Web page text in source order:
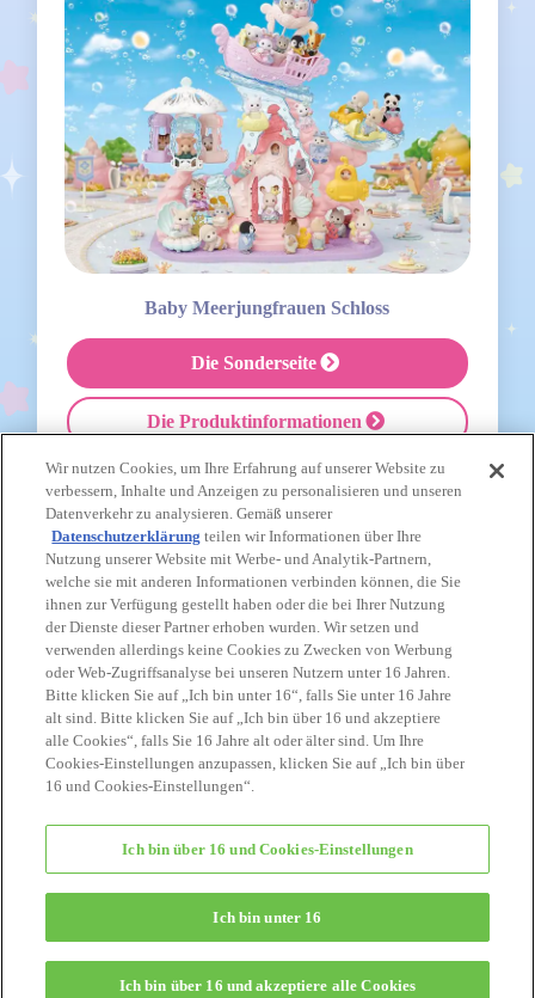
Baby Meerjungfrauen Schloss
Die Sonderseite
Die Produktinformationen
STARTSEITE
© EPOCH
Wir nutzen Cookies, um Ihre Erfahrung auf unserer Website zu
verbessern, Inhalte und Anzeigen zu personalisieren und unseren
Datenverkehr zu analysieren. Gemäß unserer
Datenschutzerklärung teilen wir Informationen über Ihre
Nutzung unserer Website mit Werbe- und Analytik-Partnern,
welche sie mit anderen Informationen verbinden können, die Sie
ihnen zur Verfügung gestellt haben oder die bei Ihrer Nutzung
der Dienste dieser Partner erhoben wurden. Wir setzen und
verwenden allerdings keine Cookies zu Zwecken von Werbung
oder Web-Zugriffsanalyse bei unseren Nutzern unter 16 Jahren.
Bitte klicken Sie auf „Ich bin unter 16“, falls Sie unter 16 Jahre
alt sind. Bitte klicken Sie auf „Ich bin über 16 und akzeptiere
alle Cookies“, falls Sie 16 Jahre alt oder älter sind. Um Ihre
Cookies-Einstellungen anzupassen, klicken Sie auf „Ich bin über
16 und Cookies-Einstellungen“.
Ich bin über 16 und Cookies-Einstellungen
Ich bin unter 16
Ich bin über 16 und akzeptiere alle Cookies